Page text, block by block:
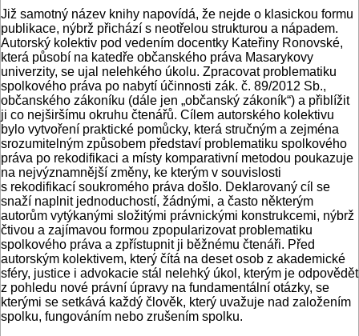
Již samotný název knihy napovídá, že nejde o klasickou formu
publikace, nýbrž přichází s neotřelou strukturou a nápadem.
Autorský kolektiv pod vedením docentky Kateřiny Ronovské,
která působí na katedře občanského práva Masarykovy
univerzity, se ujal nelehkého úkolu. Zpracovat problematiku
spolkového práva po nabytí účinnosti zák. č. 89/2012 Sb.,
občanského zákoníku (dále jen „občanský zákoník“) a přiblížit
ji co nejširšímu okruhu čtenářů. Cílem autorského kolektivu
bylo vytvoření praktické pomůcky, která stručným a zejména
srozumitelným způsobem představí problematiku spolkového
práva po rekodifikaci a místy komparativní metodou poukazuje
na nejvýznamnější změny, ke kterým v souvislosti
s rekodifikací soukromého práva došlo. Deklarovaný cíl se
snaží naplnit jednoduchostí, žádnými, a často některým
autorům vytýkanými složitými právnickými konstrukcemi, nýbrž
čtivou a zajímavou formou zpopularizovat problematiku
spolkového práva a zpřístupnit ji běžnému čtenáři. Před
autorským kolektivem, který čítá na deset osob z akademické
sféry, justice i advokacie stál nelehký úkol, kterým je odpovědět
z pohledu nové právní úpravy na fundamentální otázky, se
kterými se setkává každý člověk, který uvažuje nad založením
spolku, fungováním nebo zrušením spolku.